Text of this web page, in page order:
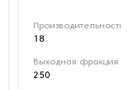
Производительность
18
Выходная фракция
250